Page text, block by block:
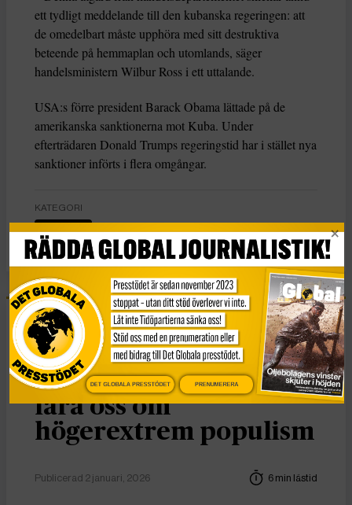
ett tydligt meddelande till den kubanska regeringen: att
de omedelbart måste upphöra med sitt destruktiva
beteende på hemmaplan och utomlands, säger
handelsministern Wilbur Ross i ett uttalande.
USA:s förre president Barack Obama lättade på de
amerikanska sanktionerna mot Kuba. Under
efterträdaren Donald Trumps regeringstid har i stället nya
sanktioner införts i flera omgångar.
KATEGORI
Nyheter
Essä
Vad Hanna Arendt kan
lära oss om
högerextrem populism
Publicerad 2 januari, 2026 6 min lästid
DET GLOBALA PRESSTÖDET PRENUMERERA